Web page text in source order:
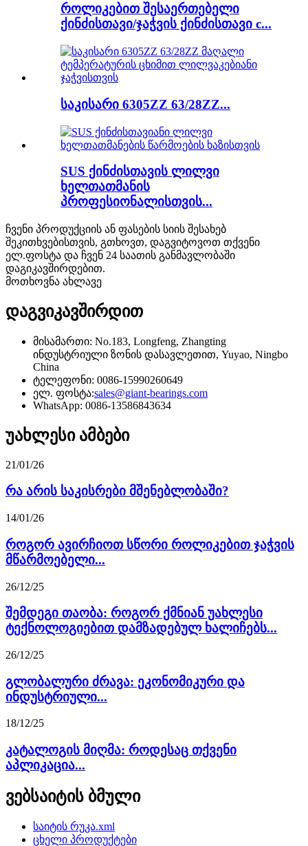
როლიკებით შესაერთებელი
ქინძისთავი/ჯაჭვის ქინძისთავი c...
საკისარი 6305ZZ 63/28ZZ...
SUS ქინძისთავის ლილვი
ხელთათმანის
პროფესიონალისთვის...
ჩვენი პროდუქციის ან ფასების სიის შესახებ
შეკითხვებისთვის, გთხოვთ, დაგვიტოვოთ თქვენი
ელ.ფოსტა და ჩვენ 24 საათის განმავლობაში
დაგიკავშირდებით.
მოთხოვნა ახლავე
დაგვიკავშირდით
მისამართი: No.183, Longfeng, Zhangting
ინდუსტრიული ზონის დასავლეთით, Yuyao, Ningbo
China
ტელეფონი: 0086-15990260649
ელ. ფოსტა:sales@giant-bearings.com
WhatsApp: 0086-13586843634
უახლესი ამბები
21/01/26
რა არის საკისრები მშენებლობაში?
14/01/26
როგორ ავირჩიოთ სწორი როლიკებით ჯაჭვის
მწარმოებელი...
26/12/25
შემდეგი თაობა: როგორ ქმნიან უახლესი
ტექნოლოგიებით დამზადებულ ხალიჩებს...
26/12/25
გლობალური ძრავა: ეკონომიკური და
ინდუსტრიული...
18/12/25
კატალოგის მიღმა: როდესაც თქვენი
აპლიკაცია...
ვებსაიტის ბმული
საიტის რუკა.xml
ცხელი პროდუქტები